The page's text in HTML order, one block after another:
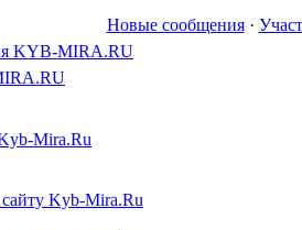
Новые сообщения·
KYB-MIRA.RU
Mira.Ru
Kyb-Mira.Ru